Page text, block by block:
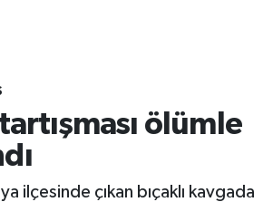
ölümle
ilçesinde çıkan bıçaklı kavgada